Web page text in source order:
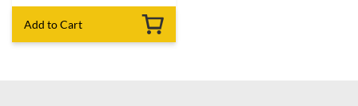
Add to Cart